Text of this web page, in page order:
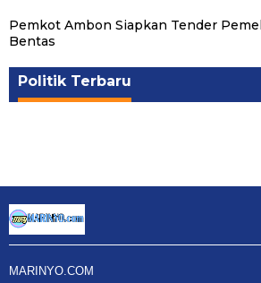
Pemkot Ambon Siapkan Tender
Bentas
Politik Terbaru
Michael Wattimena : Blok
Politik | Juni 24, 2026
Putra Maluku Pimpin
Politik | Juni 24, 2026
Milad ke-24 PKS Maluku,
Politik | Mei 17, 2026
PKS Targetkan Peningkatan
Politik | Agustus 24, 2025
Gubernur Maluku Harap PKS
Politik | Agustus 24, 2025
MARINYO.COM